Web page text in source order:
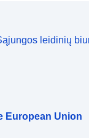
leidinių
European Union